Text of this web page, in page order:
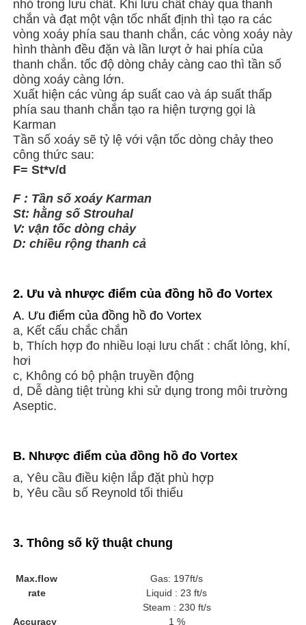
nhỏ trong lưu chất. Khi lưu chất chảy qua thanh
chắn và đạt một vận tốc nhất định thì tạo ra các
vòng xoáy phía sau thanh chắn, các vòng xoáy này
hình thành đều đặn và lần lượt ở hai phía của
thanh chắn. tốc độ dòng chảy càng cao thì tần số
dòng xoáy càng lớn.
Xuất hiện các vùng áp suất cao và áp suất thấp
phía sau thanh chắn tạo ra hiện tượng gọi là
Karman
Tần số xoáy sẽ tỷ lệ với vận tốc dòng chảy theo
công thức sau:
F= St*v/d
F : Tần số xoáy Karman
St: hằng số Strouhal
V: vận tốc dòng chảy
D: chiều rộng thanh cả
2. Ưu và nhược điểm của đồng hồ đo Vortex
A. Ưu điểm của đồng hồ đo Vortex
a, Kết cấu chắc chắn
b, Thích hợp đo nhiều loại lưu chất : chất lỏng, khí,
hơi
c, Không có bộ phận truyền động
d, Dễ dàng tiệt trùng khi sử dụng trong môi trường
Aseptic.
B. Nhược điểm của đồng hồ đo Vortex
a, Yêu cầu điều kiện lắp đặt phù hợp
b, Yêu cầu số Reynold tối thiểu
3. Thông số kỹ thuật chung
Max.flow
rate
Gas: 197ft/s
Liquid : 23 ft/s
Steam : 230 ft/s
Accuracy
1 %